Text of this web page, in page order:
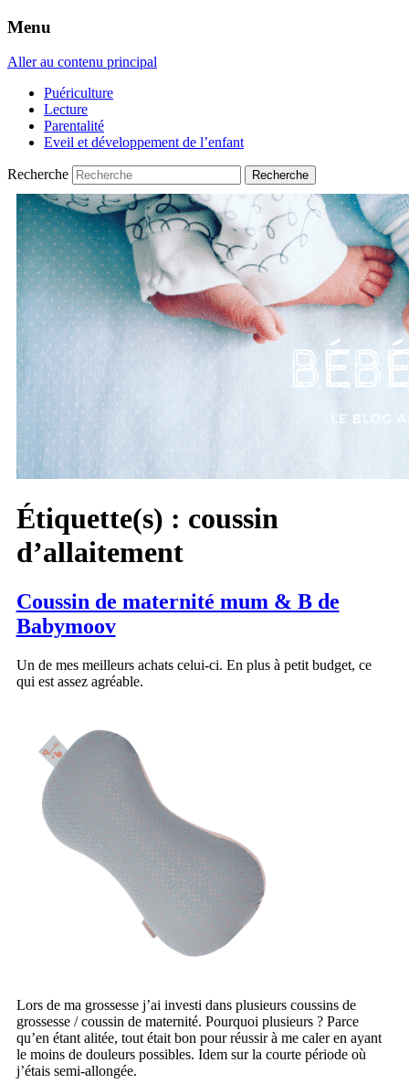
Menu
Aller au contenu principal
Puériculture
Lecture
Parentalité
Eveil et développement de l’enfant
Recherche
Étiquette(s) : coussin
d’allaitement
Coussin de maternité mum & B de
Babymoov
Un de mes meilleurs achats celui-ci. En plus à petit budget, ce
qui est assez agréable.
Lors de ma grossesse j’ai investi dans plusieurs coussins de
grossesse / coussin de maternité. Pourquoi plusieurs ? Parce
qu’en étant alitée, tout était bon pour réussir à me caler en ayant
le moins de douleurs possibles. Idem sur la courte période où
j’étais semi-allongée.